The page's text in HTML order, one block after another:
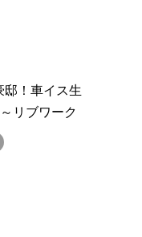
！車イス生
リブワーク